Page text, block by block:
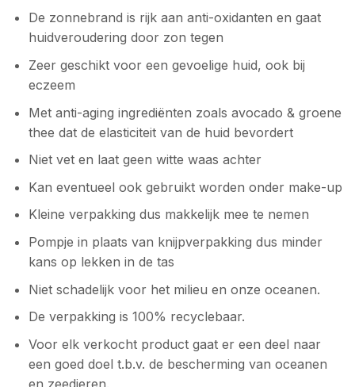
De zonnebrand is rijk aan anti-oxidanten en gaat
huidveroudering door zon tegen
Zeer geschikt voor een gevoelige huid, ook bij
eczeem
Met anti-aging ingrediënten zoals avocado & groene
thee dat de elasticiteit van de huid bevordert
Niet vet en laat geen witte waas achter
Kan eventueel ook gebruikt worden onder make-up
Kleine verpakking dus makkelijk mee te nemen
Pompje in plaats van knijpverpakking dus minder
kans op lekken in de tas
Niet schadelijk voor het milieu en onze oceanen.
De verpakking is 100% recyclebaar.
Voor elk verkocht product gaat er een deel naar
een goed doel t.b.v. de bescherming van oceanen
en zeedieren.